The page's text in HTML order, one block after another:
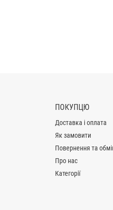
ПОКУПЦЮ
Доставка і оплата
Як замовити
Повернення та
Про нас
Категорії